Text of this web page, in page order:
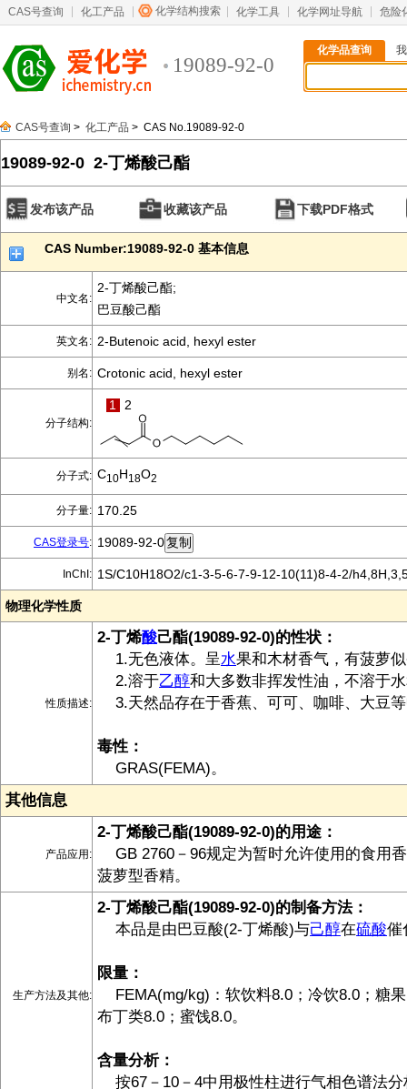
CAS号查询 化工产品 化学结构搜索 化学工具 化学网址导航 危险
19089-92-0
化学品查询
CAS号查询 > 化工产品 > CAS No.19089-92-0
19089-92-0 2-丁烯酸己酯
发布该产品 收藏该产品 下载PDF格式
CAS Number:19089-92-0 基本信息
中文名:
2-丁烯酸己酯;
巴豆酸己酯
英文名: 2-Butenoic acid, hexyl ester
别名: Crotonic acid, hexyl ester
分子结构:
1 2
分子式: C10H18O2
分子量: 170.25
CAS登录号: 19089-92-0
InChI: 1S/C10H18O2/c1-3-5-6-7-9-12-10(11)8-4-2/
物理化学性质
性质描述:
2-丁烯酸己酯(19089-92-0)的性状：
1.无色液体。呈水果和木材香气，有菠萝
2.溶于乙醇和大多数非挥发性油，不溶于
3.天然品存在于香蕉、可可、咖啡、大豆
毒性：
GRAS(FEMA)。
其他信息
产品应用:
2-丁烯酸己酯(19089-92-0)的用途：
GB 2760－96规定为暂时允许使用的食用
菠萝型香精。
生产方法及其他:
2-丁烯酸己酯(19089-92-0)的制备方法：
本品是由巴豆酸(2-丁烯酸)与己醇在硫酸催
限量：
FEMA(mg/kg)：软饮料8.0；冷饮8.0；糖
布丁类8.0；蜜饯8.0。
含量分析：
按67－10－4中用极性柱进行气相色谱法分